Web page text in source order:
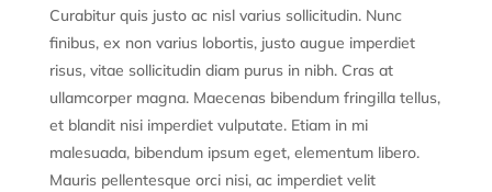
Curabitur quis justo ac nisl varius sollicitudin. Nunc
finibus, ex non varius lobortis, justo augue imperdiet
risus, vitae sollicitudin diam purus in nibh. Cras at
ullamcorper magna. Maecenas bibendum fringilla tellus,
et blandit nisi imperdiet vulputate. Etiam in mi
malesuada, bibendum ipsum eget, elementum libero.
Mauris pellentesque orci nisi, ac imperdiet velit